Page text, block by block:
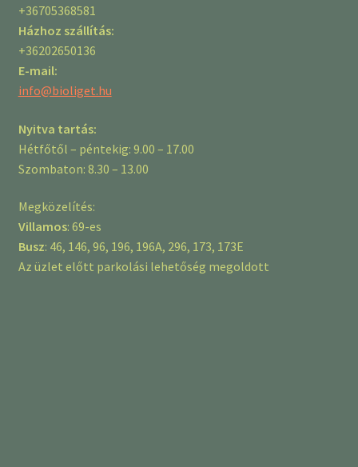
+36705368581
Házhoz szállítás:
+36202650136
E-mail:
info@bioliget.hu
Nyitva tartás:
Hétfőtől – péntekig: 9.00 – 17.00
Szombaton: 8.30 – 13.00
Megközelítés:
Villamos: 69-es
Busz: 46, 146, 96, 196, 196A, 296, 173, 173E
Az üzlet előtt parkolási lehetőség megoldott